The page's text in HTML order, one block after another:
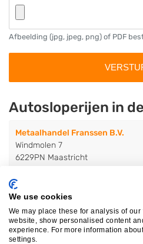
Afbeelding (jpg, jpeg, png) of PDF
Autosloperijen in
Metaalhandel Franssen B.V.
Windmolen 7
6229PN Maastricht
Eurema (European Recycling
Windmolen 15
6229PN Maastricht
We use cookies
We may place these for analysis of
website, show personalised content
experience. For more information
settings.